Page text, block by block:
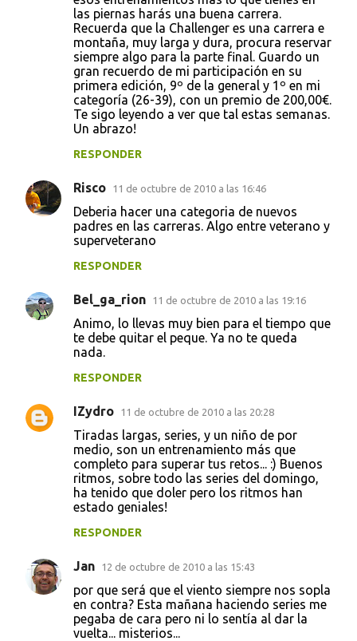
las piernas harás una buena carrera.
Recuerda que la Challenger es una carrera e
montaña, muy larga y dura, procura reservar
siempre algo para la parte final. Guardo un
gran recuerdo de mi participación en su
primera edición, 9º de la general y 1º en mi
categoría (26-39), con un premio de 200,00€.
Te sigo leyendo a ver que tal estas semanas.
Un abrazo!
RESPONDER
Risco 11 de octubre de 2010 a las 16:46
Deberia hacer una categoria de nuevos
padres en las carreras. Algo entre veterano y
superveterano
RESPONDER
Bel_ga_rion 11 de octubre de 2010 a las 19:16
Animo, lo llevas muy bien para el tiempo que
te debe quitar el peque. Ya no te queda
nada.
RESPONDER
IZydro 11 de octubre de 2010 a las 20:28
Tiradas largas, series, y un niño de por
medio, son un entrenamiento más que
completo para superar tus retos... :) Buenos
ritmos, sobre todo las series del domingo,
ha tenido que doler pero los ritmos han
estado geniales!
RESPONDER
Jan 12 de octubre de 2010 a las 15:43
por que será que el viento siempre nos sopla
en contra? Esta mañana haciendo series me
pegaba de cara pero ni lo sentía al dar la
vuelta... misterios...